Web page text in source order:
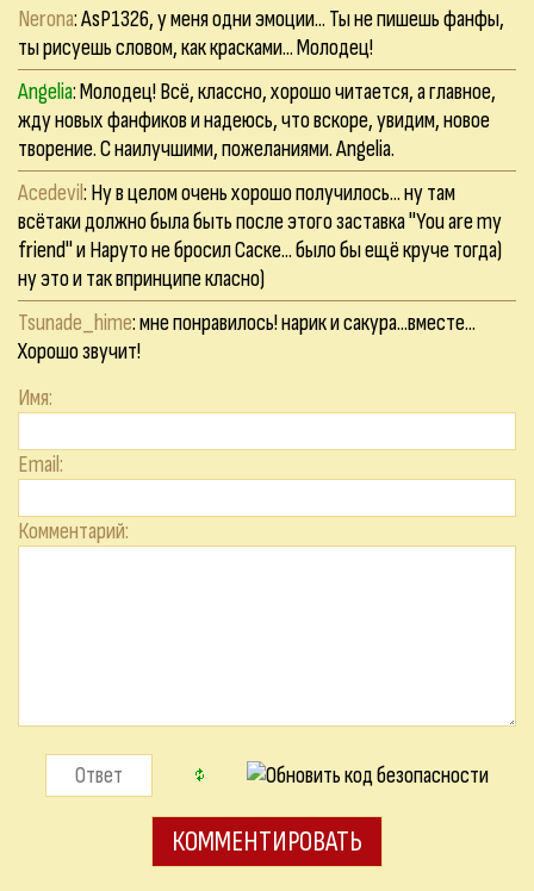
Nerona: AsP1326, у меня одни эмоции... Ты не пишешь фанфы,
ты рисуешь словом, как красками... Молодец!
Angelia: Молодец! Всё, классно, хорошо читается, а главное,
жду новых фанфиков и надеюсь, что вскоре, увидим, новое
творение. С наилучшими, пожеланиями. Angelia.
Acedevil: Ну в целом очень хорошо получилось... ну там
всётаки должно была быть после этого заставка "You are my
friend" и Наруто не бросил Саске... было бы ещё круче тогда)
ну это и так впринципе класно)
Tsunade_hime: мне понравилось! нарик и сакура...вместе...
Хорошо звучит!
Имя:
Email:
Комментарий: